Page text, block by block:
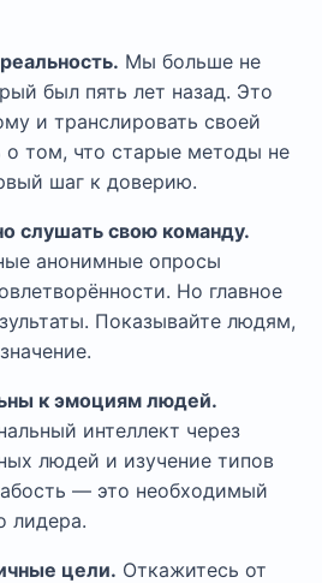
Мы больше не
был пять лет назад. Это
и транслировать своей
о том, что старые методы не
шаг к доверию.
слушать свою команду.
анонимные опросы
Но главное
Показывайте людям,
к эмоциям людей.
интеллект через
людей и изучение типов
— это необходимый
лидера.
цели. Откажитесь от